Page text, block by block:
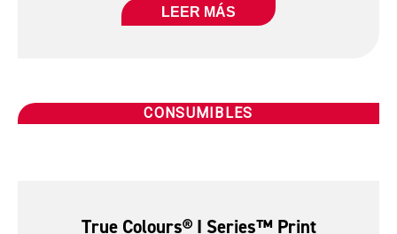
LEER MÁS
CONSUMIBLES
True Colours® I Series™ Print